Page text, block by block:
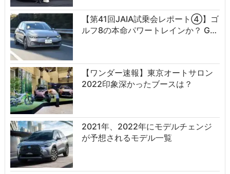
【第41回JAIA試乗会レポート④】ゴ
ルフ8の本命パワートレインか？ G…
【ワンダー速報】東京オートサロン
2022印象深かったブースは？
2021年、2022年にモデルチェンジ
が予想されるモデル一覧